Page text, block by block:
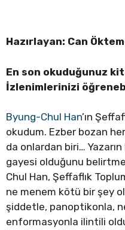
Hazırlayan: Can
En son okuduğunuz
İzlenimlerinizi
Byung-Chul Han’ın
okudum. Ezber bozan
da onlardan biri…
gayesi olduğunu
Chul Han, Şeffaflık
ne menem kötü bir şey
şiddetle, panoptikonla,
enformasyonla ilintili